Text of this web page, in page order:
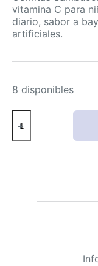
vitamina C para
diario, sabor a
artificiales.
8 disponibles
Gomitas
de
Negro